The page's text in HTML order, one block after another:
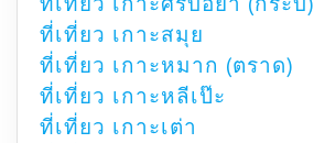
ที่เที่ยว เกาะสมุย
ที่เที่ยว เกาะหมาก (ตราด)
ที่เที่ยว เกาะหลีเป๊ะ
ที่เที่ยว เกาะเต่า